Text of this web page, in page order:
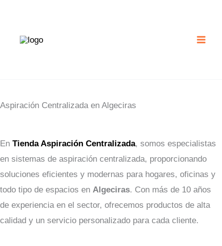
contenido
Aspiración Centralizada en Algeciras
En Tienda Aspiración Centralizada, somos especialistas
en sistemas de aspiración centralizada, proporcionando
soluciones eficientes y modernas para hogares, oficinas y
todo tipo de espacios en Algeciras. Con más de 10 años
de experiencia en el sector, ofrecemos productos de alta
calidad y un servicio personalizado para cada cliente.